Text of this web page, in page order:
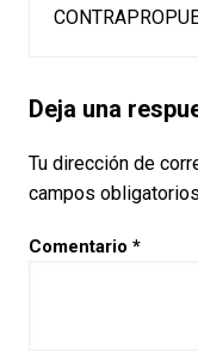
Deja una
Tu dirección de
campos
Comentario *